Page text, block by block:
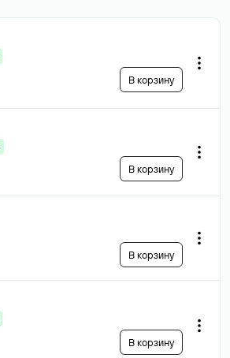
В корзину
В корзину
В корзину
В корзину